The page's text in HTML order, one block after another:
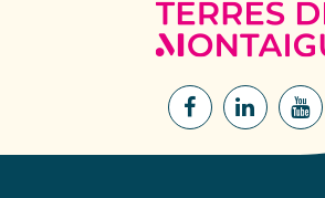
Lien
Lien
Lien